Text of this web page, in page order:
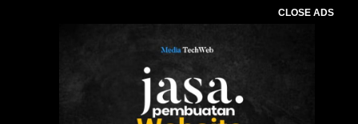
CLOSE ADS